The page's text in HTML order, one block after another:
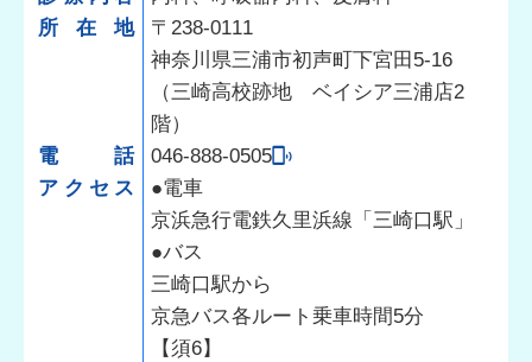
所在地
〒238-0111
神奈川県三浦市初声町下宮田5-16
（三崎高校跡地 ベイシア三浦店2
階）
電話
046-888-0505
アクセス
●電車
京浜急行電鉄久里浜線「三崎口駅」
●バス
三崎口駅から
京急バス各ルート乗車時間5分
【須6】